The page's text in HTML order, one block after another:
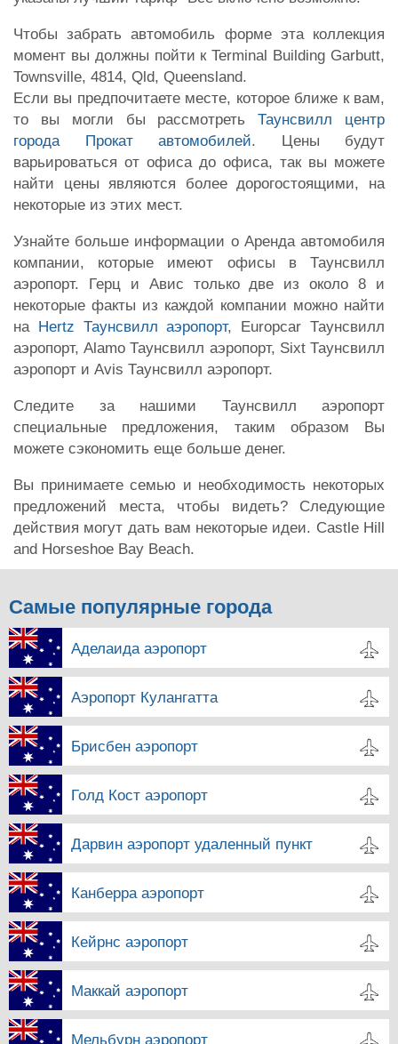
Чтобы забрать автомобиль форме эта коллекция
момент вы должны пойти к Terminal Building Garbutt,
Townsville, 4814, Qld, Queensland.
Если вы предпочитаете месте, которое ближе к вам,
то вы могли бы рассмотретьТаунсвилл центр
города Прокат автомобилей. Цены будут
варьироваться от офиса до офиса, так вы можете
найти цены являются более дорогостоящими, на
некоторые из этих мест.
Узнайте больше информации о Аренда автомобиля
компании, которые имеют офисы в Таунсвилл
аэропорт. Герц и Авис только две из около 8 и
некоторые факты из каждой компании можно найти
на Hertz Таунсвилл аэропорт, Europcar Таунсвилл
аэропорт, Alamo Таунсвилл аэропорт, Sixt Таунсвилл
аэропорт и Avis Таунсвилл аэропорт.
Следите за нашими Таунсвилл аэропорт
специальные предложения, таким образом Вы
можете сэкономить еще больше денег.
Вы принимаете семью и необходимость некоторых
предложений места, чтобы видеть? Следующие
действия могут дать вам некоторые идеи. Castle Hill
and Horseshoe Bay Beach.
Самые популярные города
Аделаида аэропорт
Аэропорт Кулангатта
Брисбен аэропорт
Голд Кост аэропорт
Дарвин аэропорт удаленный пункт
Канберра аэропорт
Кейрнс аэропорт
Маккай аэропорт
Мельбурн аэропорт